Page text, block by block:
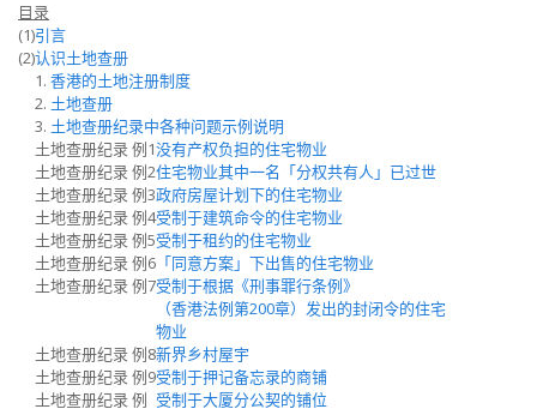
目录
(1)引言
(2)认识土地查册
1. 香港的土地注册制度
2. 土地查册
3. 土地查册纪录中各种问题示例说明
土地查册纪录 例1没有产权负担的住宅物业
土地查册纪录 例2住宅物业其中一名「分权共有人」已过世
土地查册纪录 例3政府房屋计划下的住宅物业
土地查册纪录 例4受制于建筑命令的住宅物业
土地查册纪录 例5受制于租约的住宅物业
土地查册纪录 例6 「同意方案」下出售的住宅物业
土地查册纪录 例7受制于根据《刑事罪行条例》
（香港法例第200章）发出的封闭令的住宅
物业
土地查册纪录 例8新界乡村屋宇
土地查册纪录 例9受制于押记备忘录的商铺
土地查册纪录 例 受制于大厦分公契的铺位